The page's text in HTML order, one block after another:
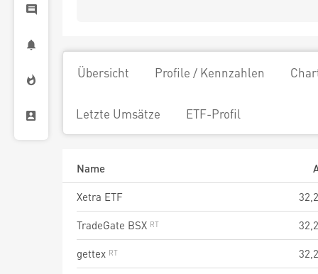
Übersicht Profile / Kennzahlen
Letzte Umsätze ETF-Profil
Name
Xetra ETF
TradeGate BSX
gettex